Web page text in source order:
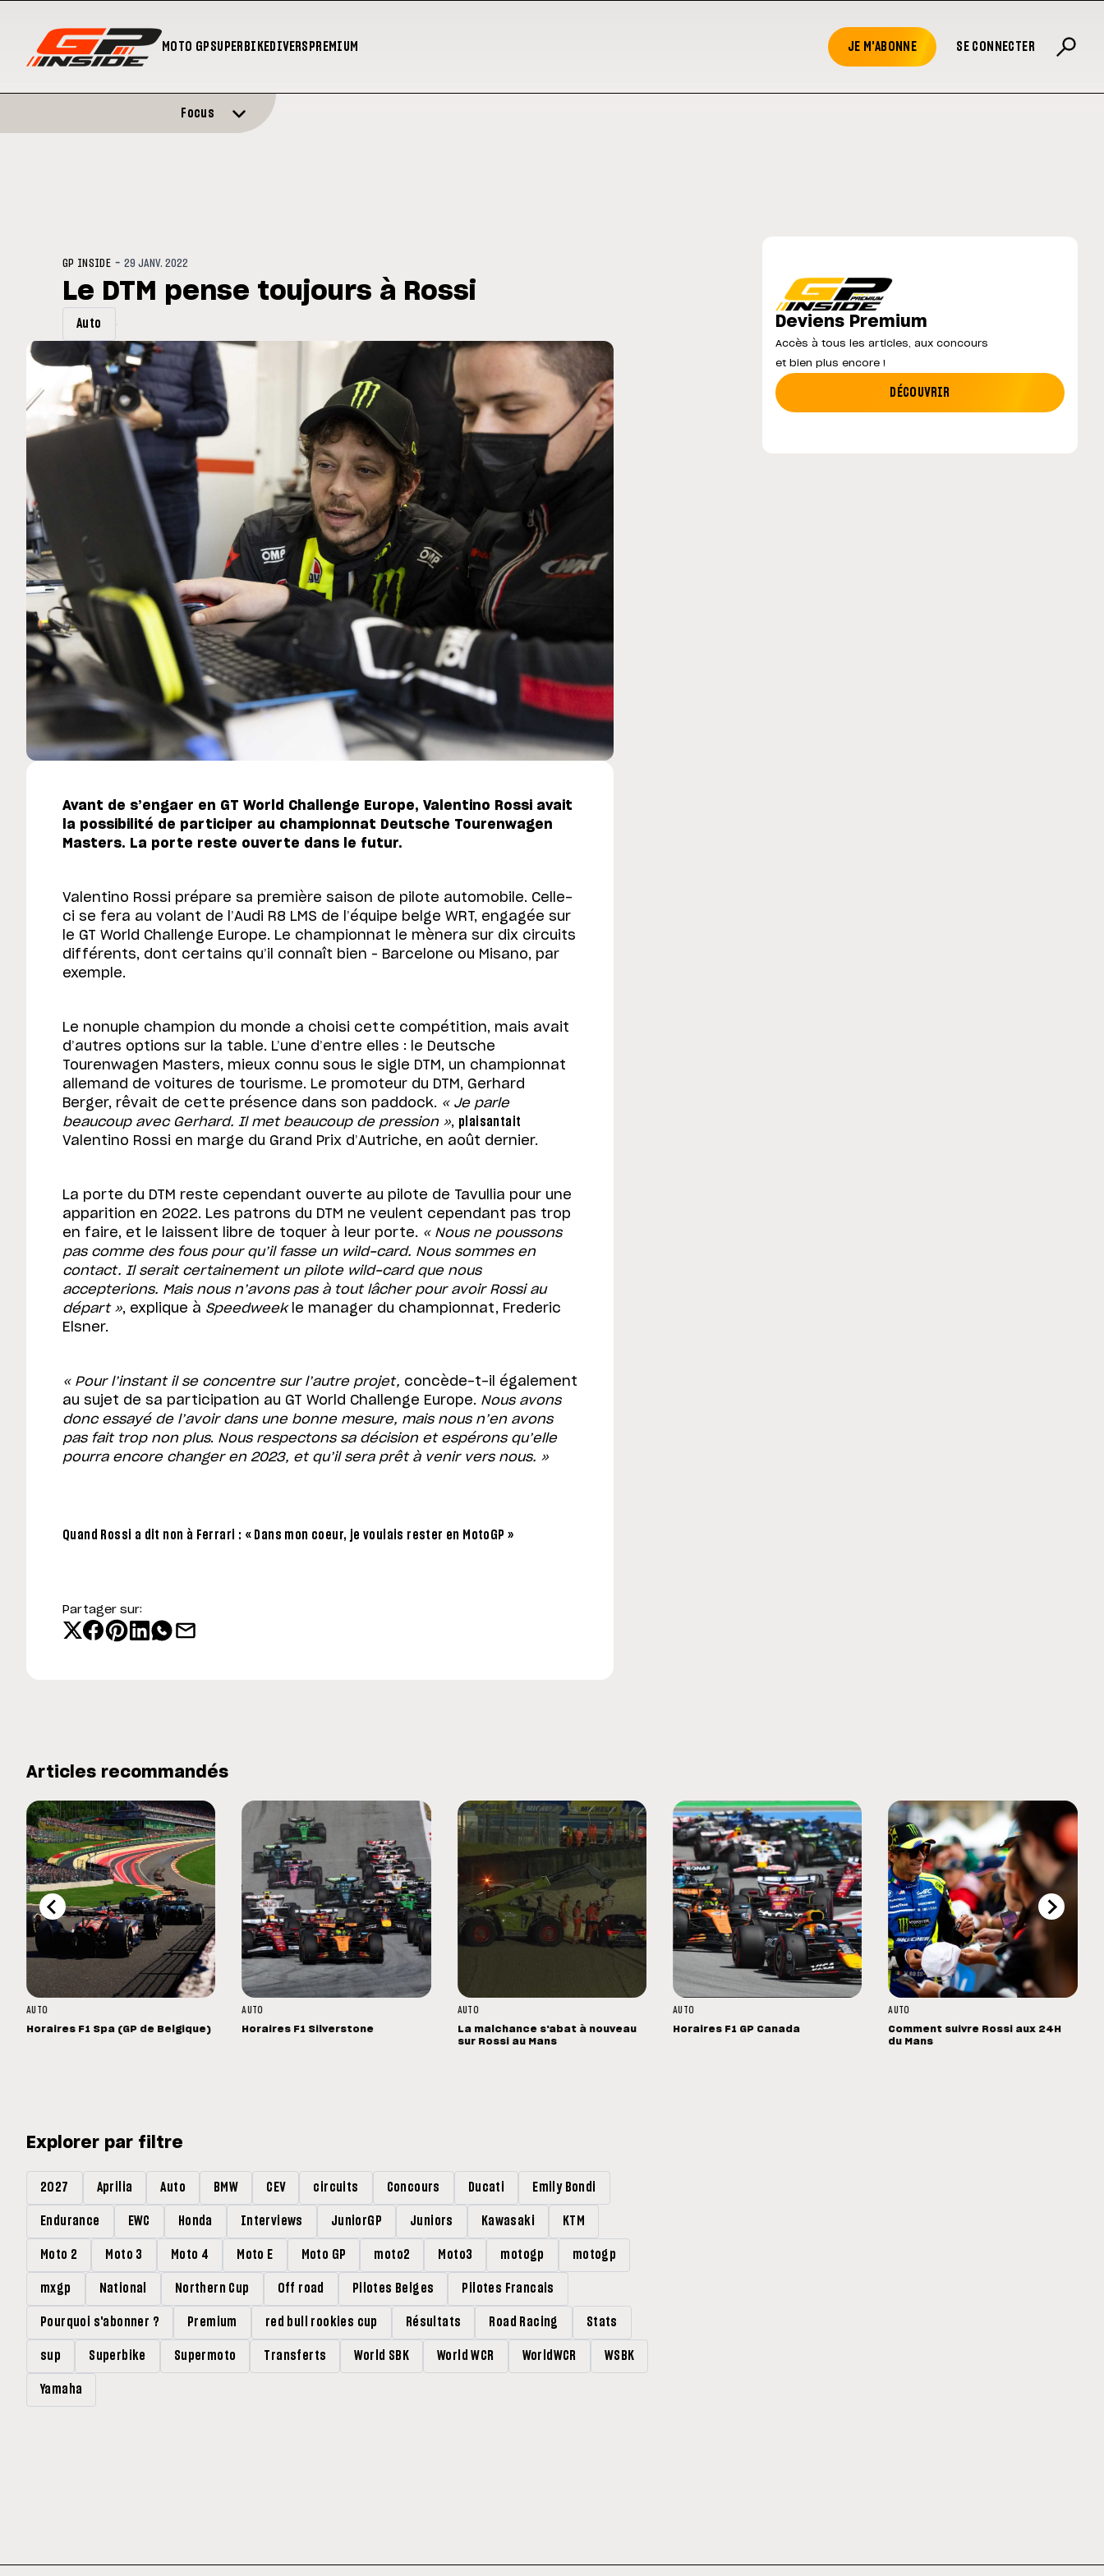
MOTO GPSUPERBIKEDIVERS PREMIUM JE M'ABONNE SE CONNECTER
Ce club spécial dans
MOTO GP
Silverstone : Horaires et Programme du GP de
Grande-Bretagne
Zarco évite l'opération et vise un retour en
septembre
MotoGP : les cinq constructeurs signent
accord historique pour 2027-2031
Focus
GP INSIDE -29 JANV. 2022
Le DTM pense toujours à Rossi
Auto
Avant de s’engaer en GT World Challenge Europe, Valentino Rossi avait
la possibilité de participer au championnat Deutsche Tourenwagen
Masters. La porte reste ouverte dans le futur.
Valentino Rossi prépare sa première saison de pilote automobile. Celle-
ci se fera au volant de l’Audi R8 LMS de l’équipe belge WRT, engagée sur
le GT World Challenge Europe. Le championnat le mènera sur dix circuits
différents, dont certains qu’il connaît bien – Barcelone ou Misano, par
exemple.
Le nonuple champion du monde a choisi cette compétition, mais avait
d’autres options sur la table. L’une d’entre elles : le Deutsche
Tourenwagen Masters, mieux connu sous le sigle DTM, un championnat
allemand de voitures de tourisme. Le promoteur du DTM, Gerhard
Berger, rêvait de cette présence dans son paddock. « Je parle
beaucoup avec Gerhard. Il met beaucoup de pression », plaisantait
Valentino Rossi en marge du Grand Prix d’Autriche, en août dernier.
La porte du DTM reste cependant ouverte au pilote de Tavullia pour une
apparition en 2022. Les patrons du DTM ne veulent cependant pas trop
en faire, et le laissent libre de toquer à leur porte. « Nous ne poussons
pas comme des fous pour qu’il fasse un wild-card. Nous sommes en
contact. Il serait certainement un pilote wild-card que nous
accepterions. Mais nous n’avons pas à tout lâcher pour avoir Rossi au
départ », explique à Speedweekle manager du championnat, Frederic
Elsner.
« Pour l’instant il se concentre sur l’autre projet, concède-t-il également
au sujet de sa participation au GT World Challenge Europe. Nous avons
donc essayé de l’avoir dans une bonne mesure, mais nous n’en avons
pas fait trop non plus. Nous respectons sa décision et espérons qu’elle
pourra encore changer en 2023, et qu’il sera prêt à venir vers nous. »
Quand Rossi a dit non à Ferrari : « Dans mon coeur, je voulais rester en MotoGP »
Partager sur:
Deviens Premium
Accès à tous les articles, aux concours
et bien plus encore !
DÉCOUVRIR
Articles recommandés
AUTO
Horaires F1 Spa (GP de Belgique)
AUTO
Horaires F1 Silverstone
AUTO
La malchance s'abat à nouveau
sur Rossi au Mans
AUTO
Horaires F1 GP Canada
AUTO
Comment suivre Rossi aux 24H
du Mans
Explorer par filtre
2027 Aprilia Auto BMW CEV circuits Concours Ducati Emily Bondi
Endurance EWC Honda Interviews JuniorGP Juniors Kawasaki KTM
Moto 2 Moto 3 Moto 4 Moto E Moto GP moto2 Moto3 motogp motogp
mxgp National Northern Cup Off road Pilotes Belges Pilotes Francais
Pourquoi s'abonner ? Premium red bull rookies cup Résultats Road Racing Stats
sup Superbike Supermoto Transferts World SBK World WCR WorldWCR WSBK
Yamaha